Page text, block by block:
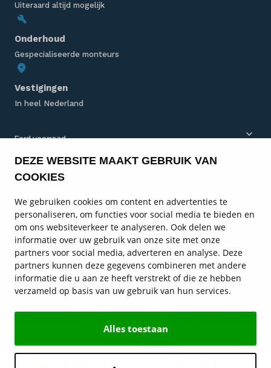
DEZE WEBSITE MAAKT GEBRUIK VAN
COOKIES
We gebruiken cookies om content en advertenties te
personaliseren, om functies voor social media te bieden en
om ons websiteverkeer te analyseren. Ook delen we
informatie over uw gebruik van onze site met onze
partners voor social media, adverteren en analyse. Deze
partners kunnen deze gegevens combineren met andere
informatie die u aan ze heeft verstrekt of die ze hebben
verzameld op basis van uw gebruik van hun services.
Alles toestaan
Uiteraard altijd mogelijk
Onderhoud
Gespecialiseerde monteurs
Vestigingen
In heel Nederland
Ford voorraad
Ford bedrijfswagens
Ford onderhoud
Ford diensten
Service en contact
Ford vestigingen